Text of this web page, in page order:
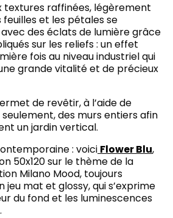
textures raffinées, légèrement
feuilles et les pétales se
des éclats de lumière grâce
sur les reliefs : un effet
fois au niveau industriel qui
grande vitalité et de précieux
de revêtir, à l’aide de
des murs entiers afin
un jardin vertical.
: voici Flower Blu,
50x120 sur le thème de la
Milano Mood, toujours
mat et glossy, qui s’exprime
du fond et les luminescences